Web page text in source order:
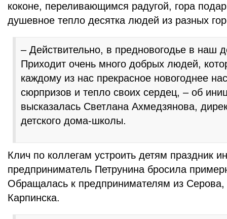
коконе, переливающимся радугой, гора
душевное тепло десятка людей из разных
– Действительно, в предновогодье в наш
Приходит очень много добрых людей,
каждому из нас прекрасное новогоднее
сюрпризов и тепло своих сердец, – об
высказалась Светлана Ахмедзянова,
детского дома-школы.
Клич по коллегам устроить детям праздник
предприниматель Петрунина бросила
Обращалась к предпринимателям из Серова,
Карпинска.